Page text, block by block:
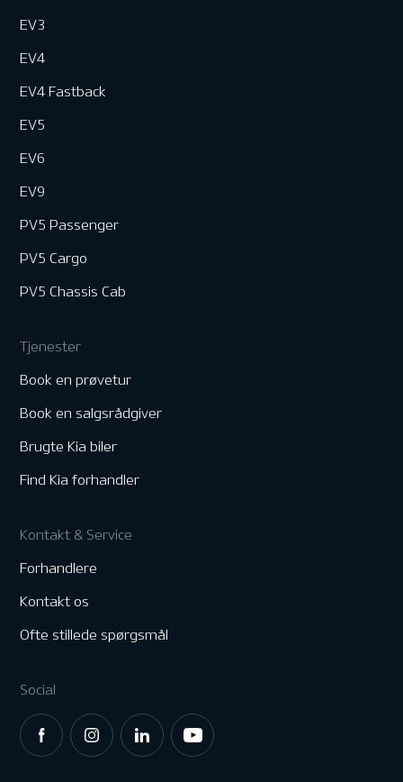
EV3
EV4
EV4 Fastback
EV5
EV6
EV9
PV5 Passenger
PV5 Cargo
PV5 Chassis Cab
Tjenester
Book en prøvetur
Book en salgsrådgiver
Brugte Kia biler
Find Kia forhandler
Kontakt & Service
Forhandlere
Kontakt os
Ofte stillede spørgsmål
Social